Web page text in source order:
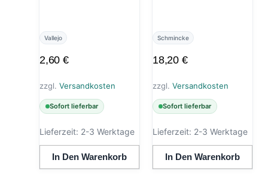
Vallejo
2,60€
zzgl. Versandkosten
Sofort lieferbar
Lieferzeit: 2-3 Werktage
In Den Warenkorb
Schmincke
18,20 €
zzgl. Versandkosten
Sofort lieferbar
Lieferzeit: 2-3 Werktage
In Den Warenkorb